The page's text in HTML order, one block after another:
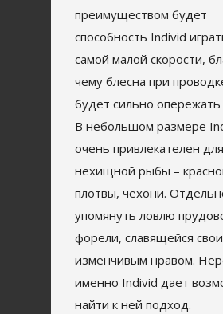
преимуществом будет
способность Individ
самой малой скорости,
чему блесна при
будет сильно опережать
В небольшом размере
очень привлекателен для
нехищной рыбы –
плотвы, чехони.
упомянуть ловлю
форели, славящейся
изменчивым нравом.
именно Individ дает
найти к ней подход.